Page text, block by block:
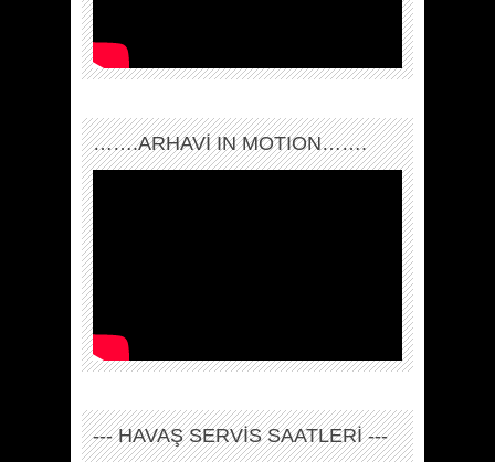
…….ARHAVI IN MOTION…….
--- HAVAŞ SERVİS SAATLERİ ---